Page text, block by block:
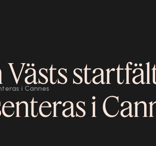
i Cannes
i